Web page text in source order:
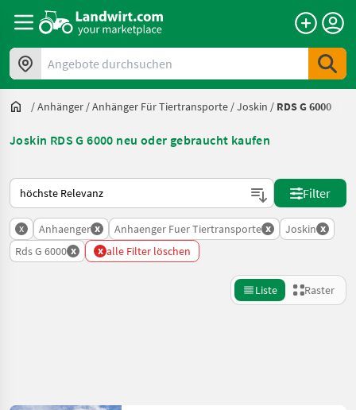
Angebote durchsuchen
/Anhänger /Anhänger Für Tiertransporte /Joskin / RDS G 6000
Joskin RDS G 6000 neu oder gebraucht kaufen
So wird auf Landwirt.com sortiert
Filter
x Anhaenger x Anhaenger Fuer Tiertransporte x Joskin x
Rds G 6000 x x alle Filter löschen
Liste Raster